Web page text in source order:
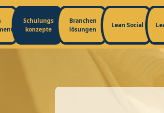
Schulungs
konzepte
Branchen
lösungen
Lean Social